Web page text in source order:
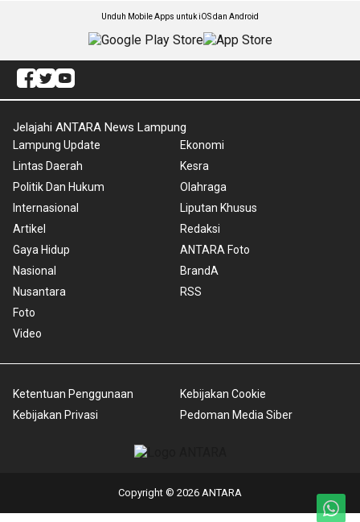
Unduh Mobile Apps untuk iOS dan Android
Jelajahi ANTARA News Lampung
Lampung Update
Lintas Daerah
Politik Dan Hukum
Internasional
Artikel
Gaya Hidup
Nasional
Nusantara
Foto
Video
Ekonomi
Kesra
Olahraga
Liputan Khusus
Redaksi
ANTARA Foto
BrandA
RSS
Ketentuan Penggunaan
Kebijakan Privasi
Kebijakan Cookie
Pedoman Media Siber
Copyright © 2026 ANTARA